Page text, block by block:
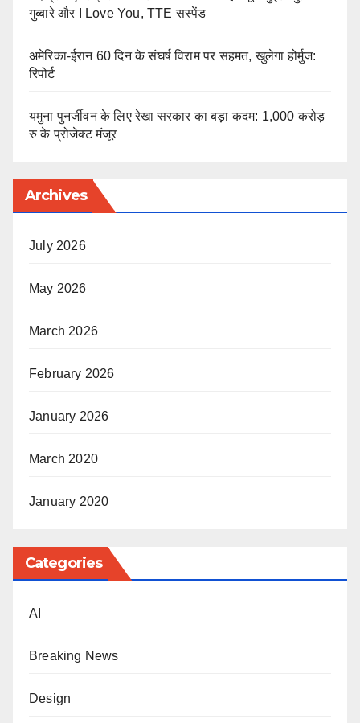
गुब्बारे और I Love You, TTE सस्पेंड
अमेरिका-ईरान 60 दिन के संघर्ष विराम पर सहमत, खुलेगा होर्मुज:
रिपोर्ट
यमुना पुनर्जीवन के लिए रेखा सरकार का बड़ा कदम: 1,000 करोड़
रु के प्रोजेक्ट मंजूर
Archives
July 2026
May 2026
March 2026
February 2026
January 2026
March 2020
January 2020
Categories
AI
Breaking News
Design